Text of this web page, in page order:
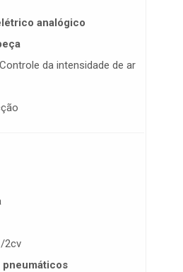
analógico
da intensidade de ar
2cv